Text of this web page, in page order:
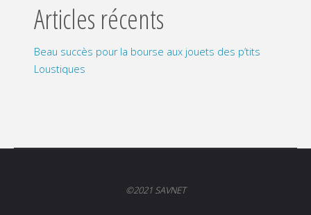
Articles récents
Beau succès pour la bourse aux jouets des p’tits
Loustiques
©2021 SAVNET